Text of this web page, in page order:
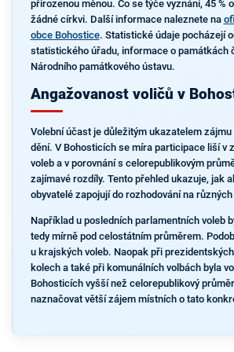
přirozenou měnou. Co se týče vyznání, 45 %
žádné církvi. Další informace naleznete na
obce Bohostice. Statistické údaje pocházejí
statistického úřadu, informace o památkách
Národního památkového ústavu.
Angažovanost voličů v
Volební účast je důležitým ukazatelem zájmu
dění. V Bohosticích se míra participace liší v
voleb a v porovnání s celorepublikovým
zajímavé rozdíly. Tento přehled ukazuje, jak
obyvatelé zapojují do rozhodování na
Například u posledních parlamentních voleb
tedy mírně pod celostátním průměrem.
u krajských voleb. Naopak při
kolech a také při komunálních volbách byla
Bohosticích vyšší než celorepublikový
naznačovat větší zájem místních o tato